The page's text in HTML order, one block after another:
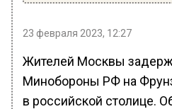
23 февраля 2023, 12:27
Жителей Москвы
Минобороны РФ на
в российской столице.